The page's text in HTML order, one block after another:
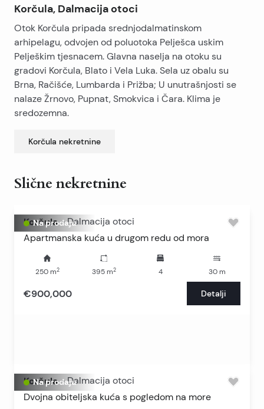
Korčula, Dalmacija otoci
Otok Korčula pripada srednjodalmatinskom
arhipelagu, odvojen od poluotoka Pelješca uskim
Pelješkim tjesnacem. Glavna naselja na otoku su
gradovi Korčula, Blato i Vela Luka. Sela uz obalu su
Brna, Račišće, Lumbarda i Prižba; U unutrašnjosti se
nalaze Žrnovo, Pupnat, Smokvica i Čara. Klima je
sredozemna.
Korčula nekretnine
Slične nekretnine
Na prodaju
Korčula - Dalmacija otoci
Apartmanska kuća u drugom redu od mora
250m2 395m2 4 30m
€900,000 Detalji
Na prodaju
Korčula - Dalmacija otoci
Dvojna obiteljska kuća s pogledom na more